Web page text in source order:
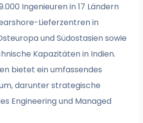
Ingenieuren in 17 Ländern
Lieferzentren in
und Südostasien sowie
Kapazitäten in Indien.
bietet ein umfassendes
darunter strategische
Engineering und Managed